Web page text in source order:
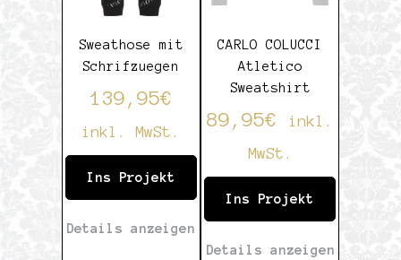
Sweathose mit
Schrifzuegen
139,95€
inkl. MwSt.
Ins Projekt
Details anzeigen
CARLO COLUCCI
Atletico
Sweatshirt
89,95€
inkl.
MwSt.
Ins Projekt
Details anzeigen